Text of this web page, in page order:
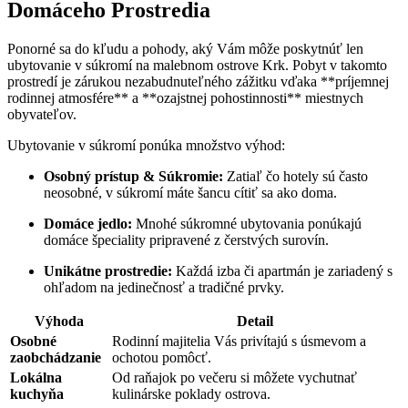
Domáceho Prostredia
Ponorné sa do kľudu a pohody, aký Vám môže poskytnúť len
ubytovanie v súkromí na malebnom ostrove Krk. Pobyt v takomto
prostredí je zárukou nezabudnuteľného zážitku vďaka **príjemnej
rodinnej atmosfére** a **ozajstnej pohostinnosti** miestnych
obyvateľov.
Ubytovanie v súkromí ponúka množstvo výhod:
Osobný prístup & Súkromie: Zatiaľ čo hotely sú často
neosobné, v súkromí máte šancu cítiť sa ako doma.
Domáce jedlo: Mnohé súkromné ubytovania ponúkajú
domáce špeciality pripravené z čerstvých surovín.
Unikátne prostredie: Každá izba či apartmán je zariadený s
ohľadom na jedinečnosť a tradičné prvky.
Výhoda
Detail
Osobné
zaobchádzanie
Rodinní majitelia Vás privítajú s úsmevom a
ochotou pomôcť.
Lokálna
kuchyňa
Od raňajok po večeru si môžete vychutnať
kulinárske poklady ostrova.